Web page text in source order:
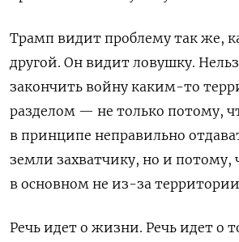
Трамп видит проблему так же,
другой. Он видит ловушку.
закончить войну каким-то
разделом — не только потому,
в принципе неправильно
земли захватчику, но и потому,
в основном не из-за
Речь идет о жизни. Речь идет о